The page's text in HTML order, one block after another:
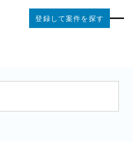
登録して案件を探す